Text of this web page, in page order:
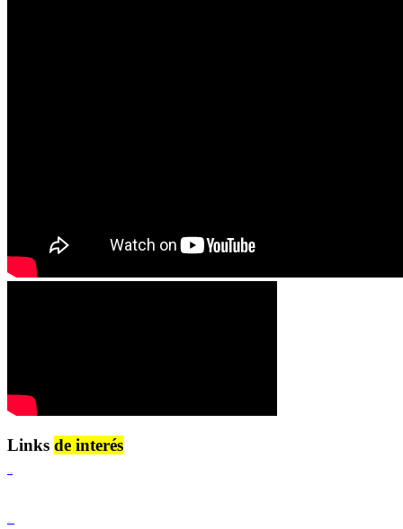
Links de interés